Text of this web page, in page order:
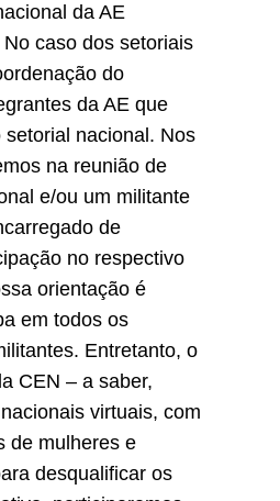
da AE
caso dos setoriais
do
da AE que
nacional. Nos
na reunião de
e/ou um militante
de
no respectivo
orientação é
em todos os
Entretanto, o
CEN – a saber,
virtuais, com
de mulheres e
desqualificar os